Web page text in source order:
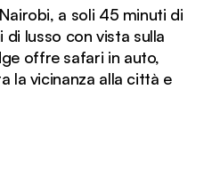
a soli 45 minuti di
lusso con vista sulla
offre safari in auto,
la vicinanza alla città e